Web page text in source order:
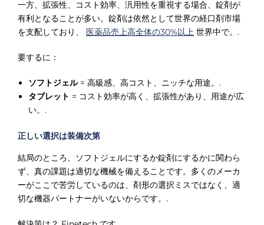
一方、拡張性、コスト効率、汎用性を重視する場合、錠剤が
有利となることが多い。錠剤は依然として世界の経口剤市場
を支配しており、 医薬品売上高全体の30%以上 世界中で。.
要するに：
ソフトジェル = 高級感、高コスト、ニッチな用途。.
タブレット = コスト効率が高く、拡張性があり、用途が広
い。.
正しい選択は装備次第
結局のところ、ソフトジェルにするか錠剤にするかに関わら
ず、真の課題は適切な機械を備えることです。多くのメーカ
ーがここで苦労しているのは、剤形の選択ミスではなく、適
切な機器パートナーがいないからです。.